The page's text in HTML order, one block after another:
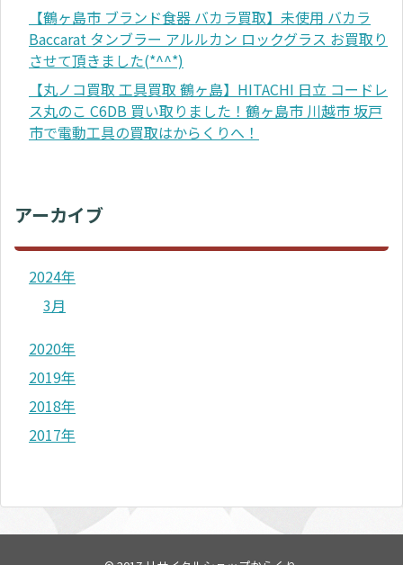
【鶴ヶ島市 ブランド食器 バカラ買取】未使用 バカラ
Baccarat タンブラー アルルカン ロックグラス お買取り
させて頂きました(*^^*)
【丸ノコ買取 工具買取 鶴ヶ島】HITACHI 日立 コードレ
ス丸のこ C6DB 買い取りました！鶴ヶ島市 川越市 坂戸
市で電動工具の買取はからくりへ！
アーカイブ
2024年
3月
2020年
2019年
2018年
2017年